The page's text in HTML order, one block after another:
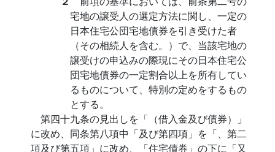
宅地の譲受人の選定方法に関し、一定の
日本住宅公団宅地債券を引き受けた者
（その相続人を含む。）で、当該宅地の
譲受けの申込みの際現にその日本住宅公
団宅地債券の一定割合以上を所有してい
るものについて、特別の定めをするもの
とする。
第四十九条の見出しを「（借入金及び債券）」
に改め、同条第八項中「及び第四項」を「、第二
項及び第五項」に改め、「住宅債券」の下に「又